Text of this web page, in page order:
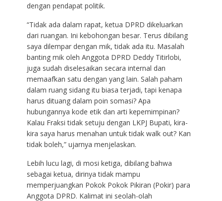
dengan pendapat politik.
“Tidak ada dalam rapat, ketua DPRD dikeluarkan
dari ruangan. Ini kebohongan besar. Terus dibilang
saya dilempar dengan mik, tidak ada itu. Masalah
banting mik oleh Anggota DPRD Deddy Titirlobi,
juga sudah diselesaikan secara internal dan
memaafkan satu dengan yang lain. Salah paham
dalam ruang sidang itu biasa terjadi, tapi kenapa
harus dituang dalam poin somasi? Apa
hubungannya kode etik dan arti kepemimpinan?
Kalau Fraksi tidak setuju dengan LKPJ Bupati, kira-
kira saya harus menahan untuk tidak walk out? Kan
tidak boleh,” ujarnya menjelaskan.
Lebih lucu lagi, di mosi ketiga, dibilang bahwa
sebagai ketua, dirinya tidak mampu
memperjuangkan Pokok Pokok Pikiran (Pokir) para
Anggota DPRD. Kalimat ini seolah-olah